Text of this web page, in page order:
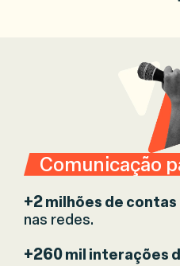
Comunicação
+2milhões de contas
nas redes.
+260mil interações